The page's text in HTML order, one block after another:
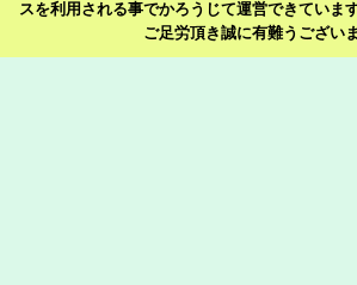
スを利用される事でかろうじて運営できていま
ご足労頂き誠に有難うございま